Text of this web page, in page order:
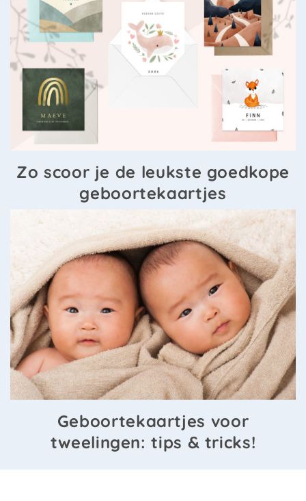
Zo scoor je de leukste goedkope
geboortekaartjes
Geboortekaartjes voor
tweelingen: tips & tricks!